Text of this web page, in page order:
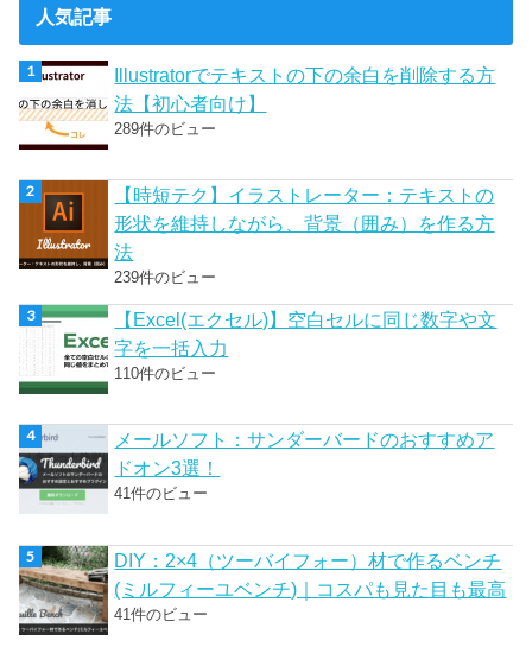
人気記事
Illustratorでテキストの下の余白を削除する方
法【初心者向け】
289件のビュー
【時短テク】イラストレーター：テキストの
形状を維持しながら、背景（囲み）を作る方
法
239件のビュー
【Excel(エクセル)】空白セルに同じ数字や文
字を一括入力
110件のビュー
メールソフト：サンダーバードのおすすめア
ドオン3選！
41件のビュー
DIY：2×4（ツーバイフォー）材で作るベンチ
(ミルフィーユベンチ)｜コスパも見た目も最高
41件のビュー